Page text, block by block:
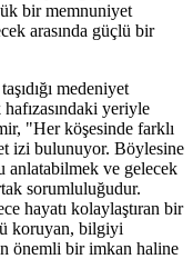
bir memnuniyet
arasında güçlü bir
medeniyet
yeriyle
"Her köşesinde farklı
izi bulunuyor. Böylesine
anlatabilmek ve gelecek
sorumluluğudur.
hayatı kolaylaştıran bir
koruyan, bilgiyi
önemli bir imkan haline